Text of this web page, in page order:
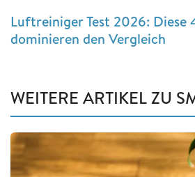
Luftreiniger Test 2026: Diese
dominieren den Vergleich
WEITERE ARTIKEL ZU